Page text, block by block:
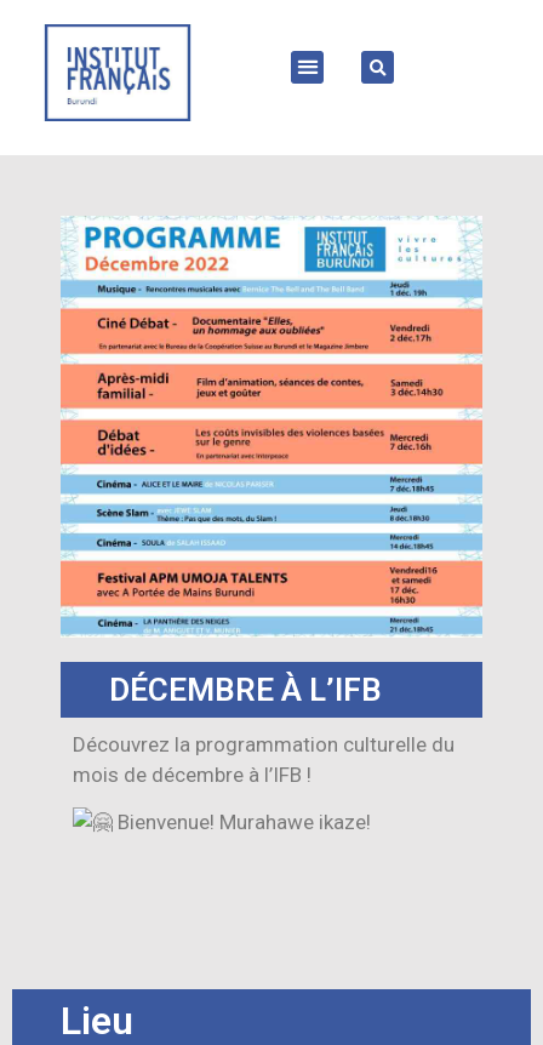
DÉCEMBRE À L’IFB
Découvrez la programmation culturelle du
mois de décembre à l’IFB !
Bienvenue! Murahawe ikaze!
Lieu